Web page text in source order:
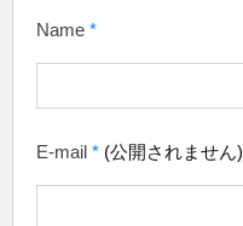
Name *
E-mail * (公開されません)